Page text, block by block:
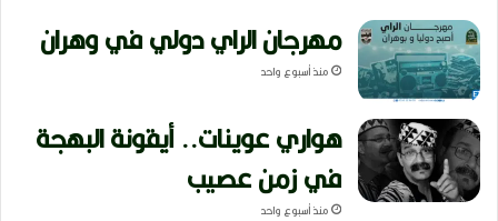
مهرجان الراي دولي في وهران
منذ أسبوع واحد
هواري عوينات.. أيقونة البهجة
في زمن عصيب
منذ أسبوع واحد